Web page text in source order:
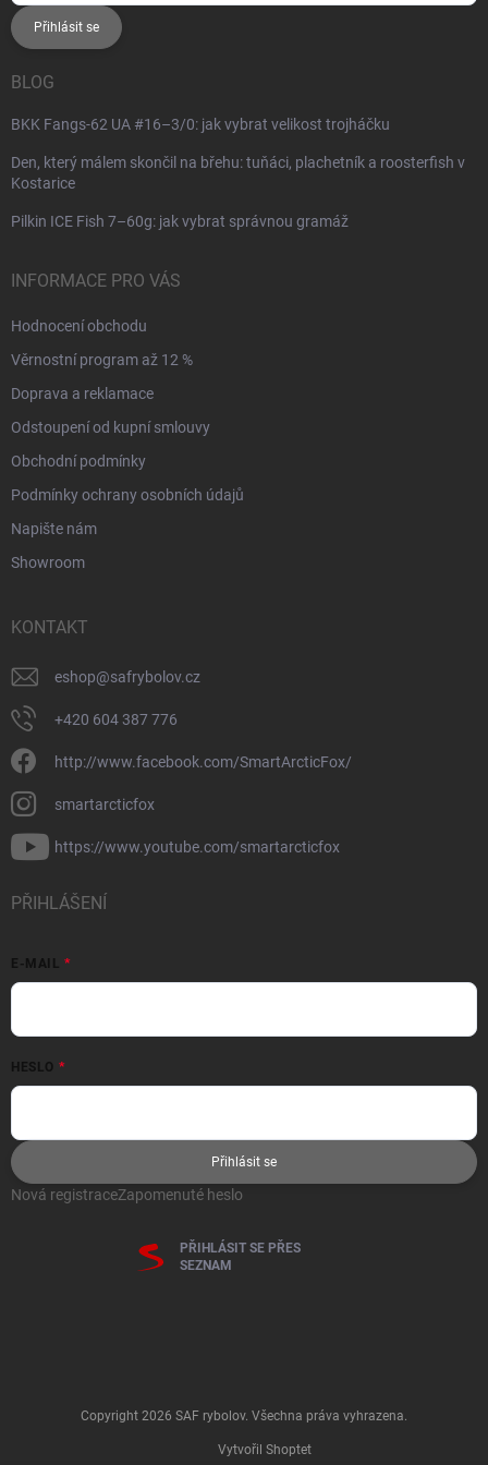
Přihlásit se
BLOG
BKK Fangs-62 UA #16–3/0: jak vybrat velikost trojháčku
Den, který málem skončil na břehu: tuňáci, plachetník a roosterfish v
Kostarice
Pilkin ICE Fish 7–60g: jak vybrat správnou gramáž
INFORMACE PRO VÁS
Hodnocení obchodu
Věrnostní program až 12 %
Doprava a reklamace
Odstoupení od kupní smlouvy
Obchodní podmínky
Podmínky ochrany osobních údajů
Napište nám
Showroom
KONTAKT
eshop@safrybolov.cz
+420 604 387 776
http://www.facebook.com/SmartArcticFox/
smartarcticfox
https://www.youtube.com/smartarcticfox
PŘIHLÁŠENÍ
E-MAIL
HESLO
Přihlásit se
Nová registraceZapomenuté heslo
PŘIHLÁSIT SE PŘES
SEZNAM
Vytvořil Shoptet
Copyright 2026 SAF rybolov. Všechna práva vyhrazena.